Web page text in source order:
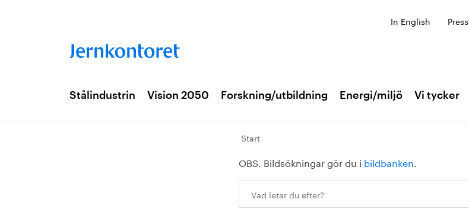
In English Press
Stålindustrin Vision 2050 Forskning/utbildning Energi/miljö Vi tycker
Start
OBS. Bildsökningar gör du i bildbanken.